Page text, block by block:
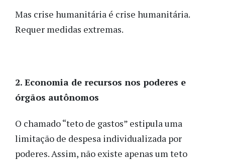
Mas crise humanitária é crise humanitária.
Requer medidas extremas.
2. Economia de recursos nos poderes e
órgãos autônomos
O chamado “teto de gastos” estipula uma
limitação de despesa individualizada por
poderes. Assim, não existe apenas um teto